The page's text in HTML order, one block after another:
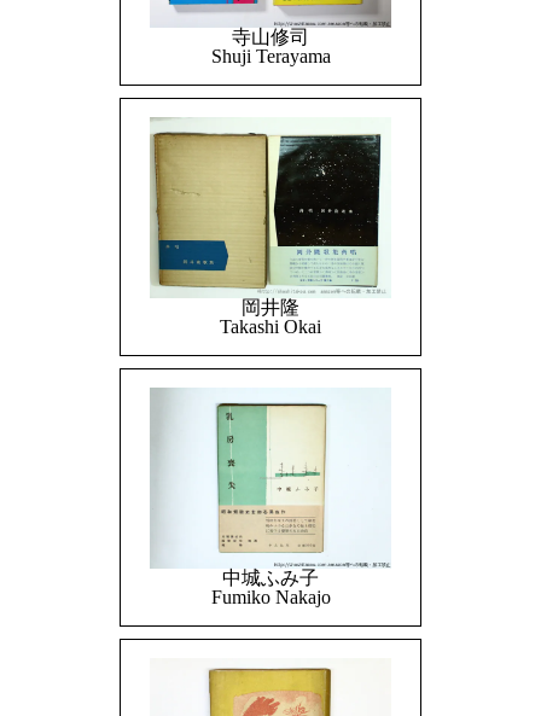
寺山修司
Shuji Terayama
岡井隆
Takashi Okai
中城ふみ子
Fumiko Nakajo